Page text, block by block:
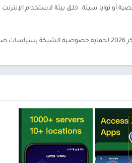
نوايا سيئة. خلق بيئة لاستخدام الإنترنت